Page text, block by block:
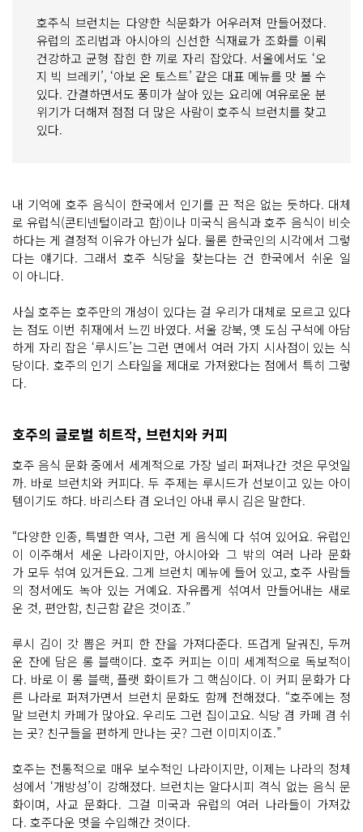
호주식 브런치는 다양한 식문화가 어우러져 만들어졌다.
유럽의 조리법과 아시아의 신선한 식재료가 조화를 이뤄
건강하고 균형 잡힌 한 끼로 자리 잡았다. 서울에서도 ‘오
지 빅 브레키’, ‘아보 온 토스트’ 같은 대표 메뉴를 맛 볼 수
있다. 간결하면서도 풍미가 살아 있는 요리에 여유로운 분
위기가 더해져 점점 더 많은 사람이 호주식 브런치를 찾고
있다.
내 기억에 호주 음식이 한국에서 인기를 끈 적은 없는 듯하다. 대체
로 유럽식(콘티넨털이라고 함)이나 미국식 음식과 호주 음식이 비슷
하다는 게 결정적 이유가 아닌가 싶다. 물론 한국인의 시각에서 그렇
다는 얘기다. 그래서 호주 식당을 찾는다는 건 한국에서 쉬운 일
이 아니다.
사실 호주는 호주만의 개성이 있다는 걸 우리가 대체로 모르고 있다
는 점도 이번 취재에서 느낀 바였다. 서울 강북, 옛 도심 구석에 아담
하게 자리 잡은 ‘루시드’는 그런 면에서 여러 가지 시사점이 있는 식
당이다. 호주의 인기 스타일을 제대로 가져왔다는 점에서 특히 그렇
다.
호주의 글로벌 히트작, 브런치와 커피
호주 음식 문화 중에서 세계적으로 가장 널리 퍼져나간 것은 무엇일
까. 바로 브런치와 커피다. 두 주제는 루시드가 선보이고 있는 아이
템이기도 하다. 바리스타 겸 오너인 아내 루시 김은 말한다.
“다양한 인종, 특별한 역사, 그런 게 음식에 다 섞여 있어요. 유럽인
이 이주해서 세운 나라이지만, 아시아와 그 밖의 여러 나라 문화
가 모두 섞여 있거든요. 그게 브런치 메뉴에 들어 있고, 호주 사람들
의 정서에도 녹아 있는 거예요. 자유롭게 섞여서 만들어내는 새로
운 것, 편안함, 친근함 같은 것이죠.”
루시 김이 갓 뽑은 커피 한 잔을 가져다준다. 뜨겁게 달궈진, 두꺼
운 잔에 담은 롱 블랙이다. 호주 커피는 이미 세계적으로 독보적이
다. 바로 이 롱 블랙, 플랫 화이트가 그 핵심이다. 이 커피 문화가 다
른 나라로 퍼져가면서 브런치 문화도 함께 전해졌다. “호주에는 정
말 브런치 카페가 많아요. 우리도 그런 집이고요. 식당 겸 카페 겸 쉬
는 곳? 친구들을 편하게 만나는 곳? 그런 이미지이죠.”
호주는 전통적으로 매우 보수적인 나라이지만, 이제는 나라의 정체
성에서 ‘개방성’이 강해졌다. 브런치는 알다시피 격식 없는 음식 문
화이며, 사교 문화다. 그걸 미국과 유럽의 여러 나라들이 가져갔
다. 호주다운 멋을 수입해간 것이다.